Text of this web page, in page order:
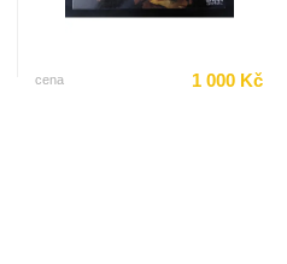
cena 1 000 Kč